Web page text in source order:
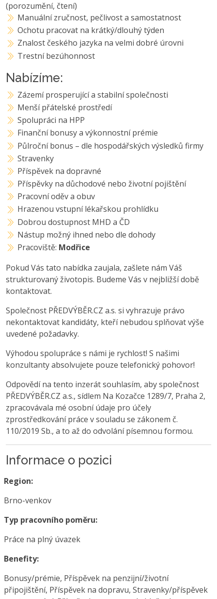
(porozumění, čtení)
Manuální zručnost, pečlivost a samostatnost
Ochotu pracovat na krátký/dlouhý týden
Znalost českého jazyka na velmi dobré úrovni
Trestní bezúhonnost
Nabízíme:
Zázemí prosperující a stabilní společnosti
Menší přátelské prostředí
Spolupráci na HPP
Finanční bonusy a výkonnostní prémie
Půlroční bonus – dle hospodářských výsledků firmy
Stravenky
Příspěvek na dopravné
Příspěvky na důchodové nebo životní pojištění
Pracovní oděv a obuv
Hrazenou vstupní lékařskou prohlídku
Dobrou dostupnost MHD a ČD
Nástup možný ihned nebo dle dohody
Pracoviště: Modřice
Pokud Vás tato nabídka zaujala, zašlete nám Váš
strukturovaný životopis. Budeme Vás v nejbližší době
kontaktovat.
Společnost PŘEDVÝBĚR.CZ a.s. si vyhrazuje právo
nekontaktovat kandidáty, kteří nebudou splňovat výše
uvedené požadavky.
Výhodou spolupráce s námi je rychlost! S našimi
konzultanty absolvujete pouze telefonický pohovor!
Odpovědí na tento inzerát souhlasím, aby společnost
PŘEDVÝBĚR.CZ a.s., sídlem Na Kozačce 1289/7, Praha 2,
zpracovávala mé osobní údaje pro účely
zprostředkování práce v souladu se zákonem č.
110/2019 Sb., a to až do odvolání písemnou formou.
Informace o pozici
Region:
Brno-venkov
Typ pracovního poměru:
Práce na plný úvazek
Benefity:
Bonusy/prémie, Příspěvek na penzijní/životní
připojištění, Příspěvek na dopravu, Stravenky/příspěvek